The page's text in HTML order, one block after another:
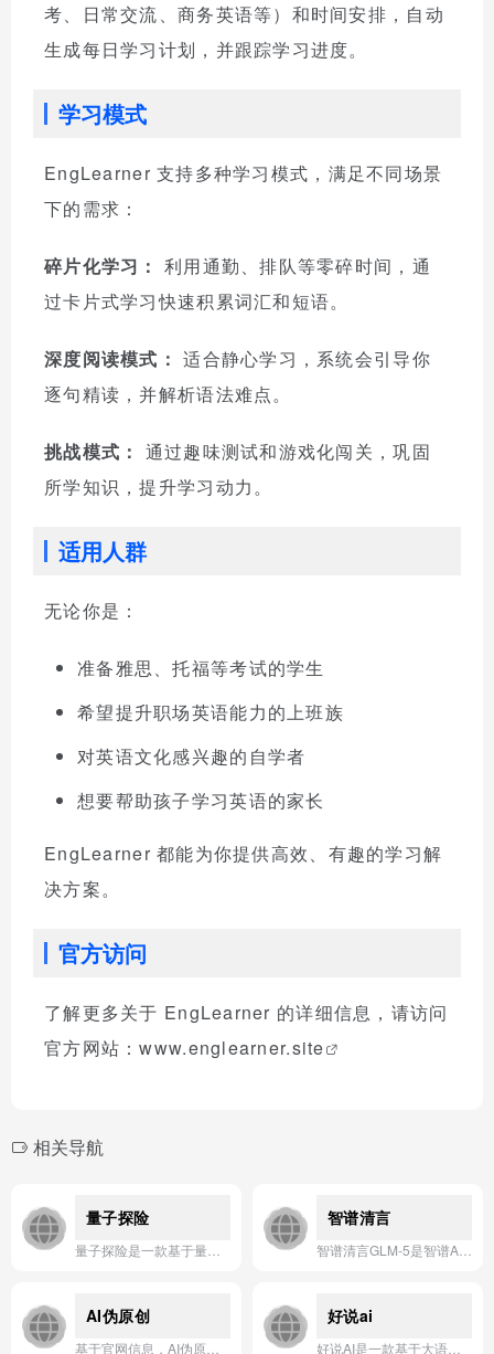
考、日常交流、商务英语等）和时间安排，自动
生成每日学习计划，并跟踪学习进度。
学习模式
EngLearner 支持多种学习模式，满足不同场景
下的需求：
碎片化学习： 利用通勤、排队等零碎时间，通
过卡片式学习快速积累词汇和短语。
深度阅读模式： 适合静心学习，系统会引导你
逐句精读，并解析语法难点。
挑战模式： 通过趣味测试和游戏化闯关，巩固
所学知识，提升学习动力。
适用人群
无论你是：
准备雅思、托福等考试的学生
希望提升职场英语能力的上班族
对英语文化感兴趣的自学者
想要帮助孩子学习英语的家长
EngLearner 都能为你提供高效、有趣的学习解
决方案。
官方访问
了解更多关于 EngLearner 的详细信息，请访问
官方网站：www.englearner.site
相关导航
量子探险 智谱清言
AI伪原创 好说ai